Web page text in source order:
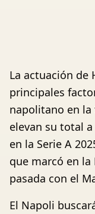
La actuación de
principales
napolitano en la
elevan su total
en la Serie A
que marcó en
pasada con el
El Napoli